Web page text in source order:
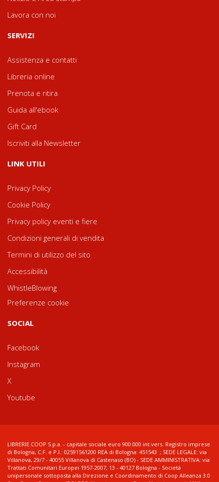
Lavora con noi
SERVIZI
Assistenza e contatti
Libreria online
Prenota e ritira
Guida all'ebook
Gift Card
Iscriviti alla Newsletter
LINK UTILI
Privacy Policy
Cookie Policy
Privacy policy eventi e fiere
Condizioni generali di vendita
Termini di utilizzo del sito
Accessibilità
WhistleBlowing
Preferenze cookie
SOCIAL
Facebook
Instagram
X
Youtube
LIBRERIE.COOP S.p.a. - capitale sociale euro 900.000 int.vers. Registro imprese
di Bologna, C.F. e P.I.: 02591561200 REA di Bologna: 451543 ; SEDE LEGALE: via
Villanova, 29/7 - 40055 Villanova di Castenaso (BO) - SEDE AMMINISTRATIVA: via
Trattati Comunitari Europei 1957-2007, 13 - 40127 Bologna - Società
unipersonale sottoposta alla Direzione e Coordinamento di Coop Alleanza 3.0